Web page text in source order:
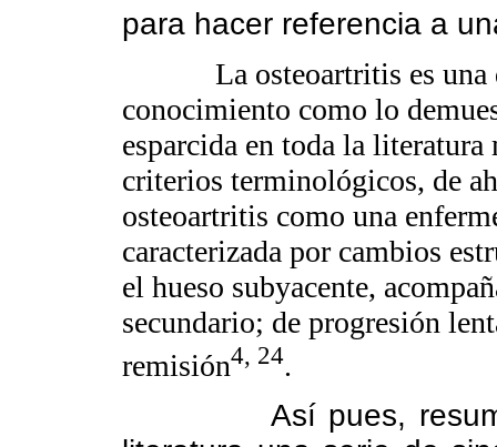
para hacer referencia a
La osteoartritis es una
conocimiento como lo
esparcida en toda la
criterios terminológicos, de
osteoartritis como una
caracterizada por cambios
el hueso subyacente,
secundario; de progresión
remisión4, 24.
Así pues,